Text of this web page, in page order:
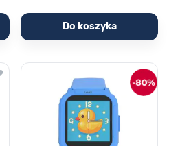
Do koszyka